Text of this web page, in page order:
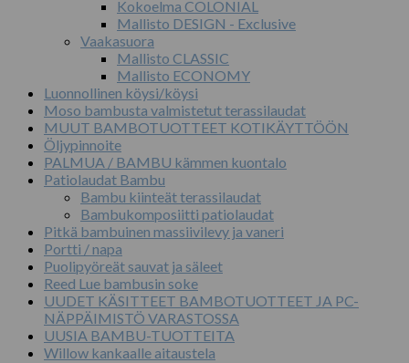
Kokoelma COLONIAL
Mallisto DESIGN - Exclusive
Vaakasuora
Mallisto CLASSIC
Mallisto ECONOMY
Luonnollinen köysi/köysi
Moso bambusta valmistetut terassilaudat
MUUT BAMBOTUOTTEET KOTIKÄYTTÖÖN
Öljypinnoite
PALMUA / BAMBU kämmen kuontalo
Patiolaudat Bambu
Bambu kiinteät terassilaudat
Bambukomposiitti patiolaudat
Pitkä bambuinen massiivilevy ja vaneri
Portti / napa
Puolipyöreät sauvat ja säleet
Reed Lue bambusin soke
UUDET KÄSITTEET BAMBOTUOTTEET JA PC-
NÄPPÄIMISTÖ VARASTOSSA
UUSIA BAMBU-TUOTTEITA
Willow kankaalle aitaustela